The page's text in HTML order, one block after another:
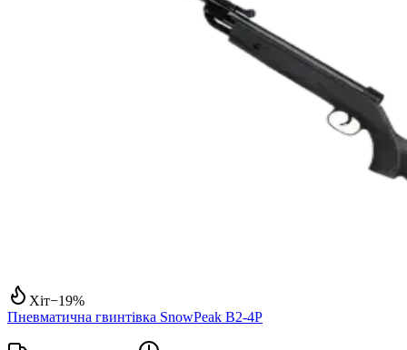
Хіт−19%
Пневматична гвинтівка SnowPeak B2-4P